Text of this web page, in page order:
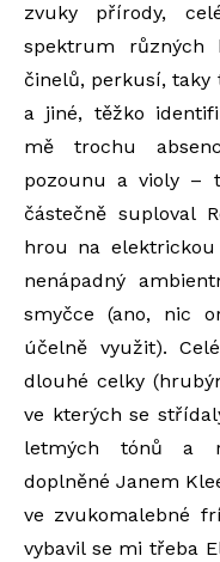
zvuky přírody,
spektrum různých
činelů, perkusí, taky
a jiné, těžko
mě trochu
pozounu a violy –
částečně suploval
hrou na
nenápadný
smyčce (ano, nic
účelně využit).
dlouhé celky
ve kterých se
letmých tónů a
doplněné Janem
ve zvukomalebné
vybavil se mi třeba